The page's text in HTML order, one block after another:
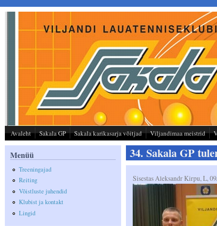
Liigu edasi põhisisu juurde
Avaleht Sakala GP Sakala karikasarja võitjad Viljandimaa meistrid
Menüü
Treeningajad
Reiting
Võistluste juhendid
Klubist ja kontakt
Lingid
34. Sakala GP
SisestasAleksandr Kirpu, L,